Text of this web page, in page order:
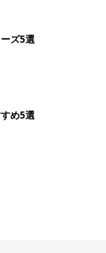
ズ5選
め5選